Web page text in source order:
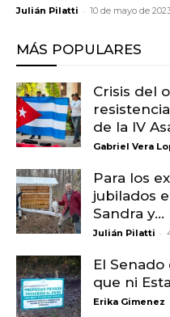
Julián Pilatti - 10 de mayo de
MÁS POPULARES
Crisis del
de la IV
Gabriel Vera
Para los
jubilados
Sandra y...
Julián Pilatti -
El
que ni
Erika Gimenez